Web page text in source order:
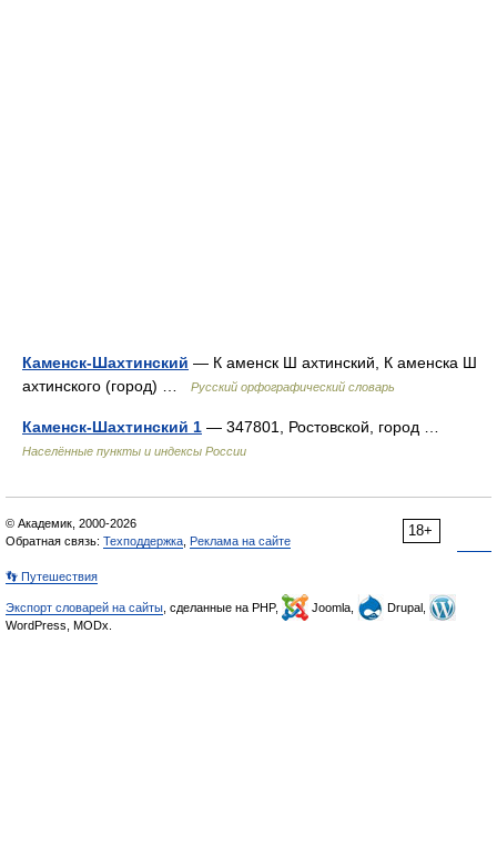
Каменск-Шахтинский — К аменск Ш ахтинский, К аменска Ш
ахтинского (город) …
Русский орфографический словарь
Каменск-Шахтинский 1 — 347801, Ростовской, город …
Населённые пункты и индексы России
18+
© Академик, 2000-2026
Обратная связь: Техподдержка Реклама на сайте
👣 Путешествия
Экспорт словарей на сайты , сделанные на PHP, Joomla,
Drupal,
WordPress, MODx.